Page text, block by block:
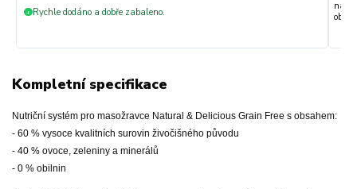
+ Rychle dodáno a dobře zabaleno.
Kompletní specifikace
Nutriční systém pro masožravce Natural & Delicious Grain Free s obsahem:
- 60 % vysoce kvalitních surovin živočišného původu
- 40 % ovoce, zeleniny a minerálů
- 0 % obilnin